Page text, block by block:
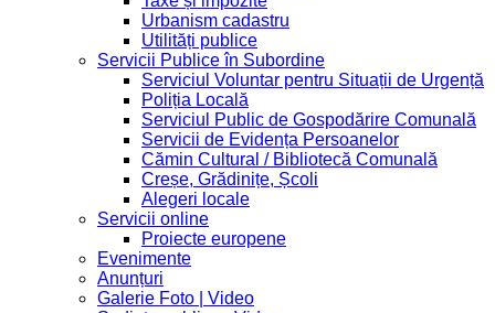
Urbanism cadastru
Utilități publice
Servicii Publice în Subordine
Serviciul Voluntar pentru Situații de Urgență
Poliția Locală
Serviciul Public de Gospodărire Comunală
Servicii de Evidența Persoanelor
Cămin Cultural / Bibliotecă Comunală
Creșe, Grădinițe, Școli
Alegeri locale
Servicii online
Proiecte europene
Evenimente
Anunțuri
Galerie Foto | Video